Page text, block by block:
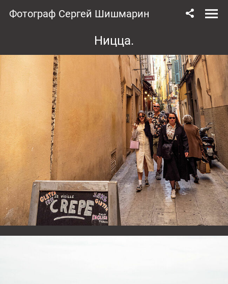
Фотограф Сергей Шишмарин
Ницца.